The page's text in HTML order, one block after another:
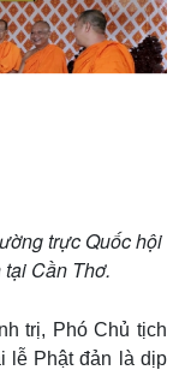
trực Quốc hội
Cần Thơ.
trị, Phó Chủ tịch
lễ Phật đản là dịp